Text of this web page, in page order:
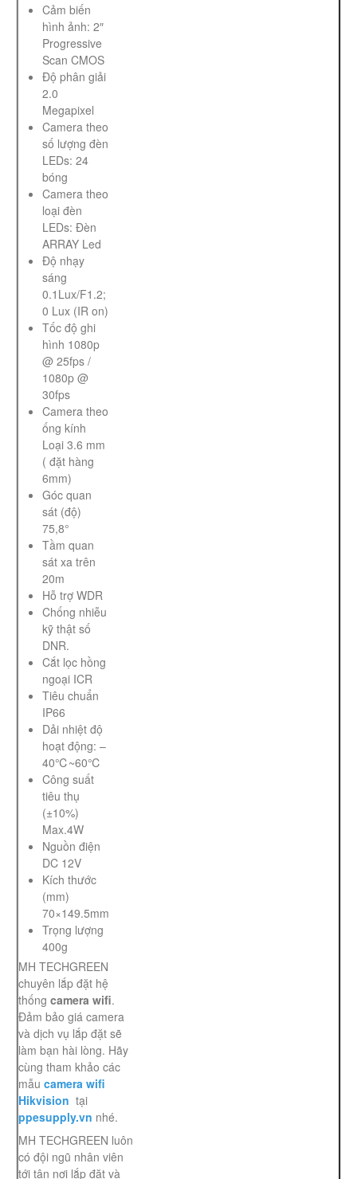
Cảm biến
hình ảnh: 2″
Progressive
Scan CMOS
Độ phân giải
2.0
Megapixel
Camera theo
số lượng đèn
LEDs: 24
bóng
Camera theo
loại đèn
LEDs: Đèn
ARRAY Led
Độ nhạy
sáng
0.1Lux/F1.2;
0 Lux (IR on)
Tốc độ ghi
hình 1080p
@ 25fps /
1080p @
30fps
Camera theo
ống kính
Loại 3.6 mm
( đặt hàng
6mm)
Góc quan
sát (độ)
75,8°
Tầm quan
sát xa trên
20m
Hỗ trợ WDR
Chống nhiễu
kỹ thật số
DNR.
Cắt lọc hồng
ngoại ICR
Tiêu chuẩn
IP66
Dải nhiệt độ
hoạt động: –
40℃~60℃
Công suất
tiêu thụ
(±10%)
Max.4W
Nguồn điện
DC 12V
Kích thước
(mm)
70×149.5mm
Trọng lượng
400g
MH TECHGREEN
chuyên lắp đặt hệ
thống camera wifi.
Đảm bảo giá camera
và dịch vụ lắp đặt sẽ
làm bạn hài lòng. Hãy
cùng tham khảo các
mẫu camera wifi
Hikvision tại
ppesupply.vn nhé.
MH TECHGREEN luôn
có đội ngũ nhân viên
tới tận nơi lắp đặt và